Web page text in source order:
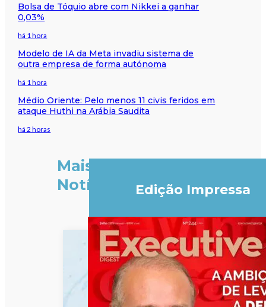
Bolsa de Tóquio abre com Nikkei a ganhar
0,03%
há 1 hora
Modelo de IA da Meta invadiu sistema de
outra empresa de forma autónoma
há 1 hora
Médio Oriente: Pelo menos 11 civis feridos em
ataque Huthi na Arábia Saudita
há 2 horas
Mais
Notícias
Edição Impressa